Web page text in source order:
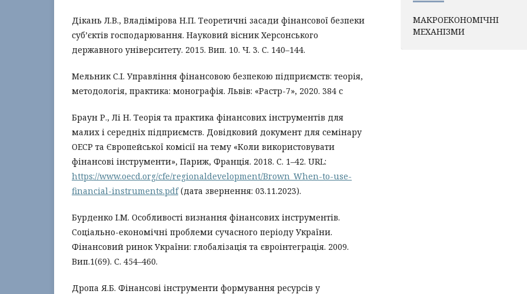
Дікань Л.В., Владімірова Н.П. Теоретичні засади фінансової безпеки
суб’єктів господарювання. Науковий вісник Херсонського
державного університету. 2015. Вип. 10. Ч. 3. С. 140–144.
Мельник С.І. Управління фінансовою безпекою підприємств: теорія,
методологія, практика: монографія. Львів: «Растр-7», 2020. 384 с
Браун Р., Лі Н. Теорія та практика фінансових інструментів для
малих і середніх підприємств. Довідковий документ для семінару
ОЕСР та Європейської комісії на тему «Коли використовувати
фінансові інструменти», Париж, Франція. 2018. С. 1–42. URL:
https://www.oecd.org/cfe/regionaldevelopment/Brown_When-to-use-
financial-instruments.pdf(дата звернення: 03.11.2023).
Бурденко І.М. Особливості визнання фінансових інструментів.
Соціально-економічні проблеми сучасного періоду України.
Фінансовий ринок України: глобалізація та євроінтеграція. 2009.
Вип.1(69). С. 454–460.
Дропа Я.Б. Фінансові інструменти формування ресурсів у
МАКРОЕКОНОМІЧНІ
МЕХАНІЗМИ